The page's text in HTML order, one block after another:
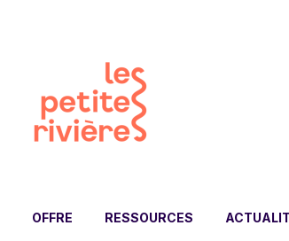
OFFRE RESSOURCES